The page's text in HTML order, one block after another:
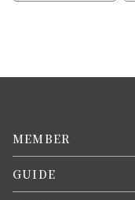
MEMBER
マイページ
GUIDE